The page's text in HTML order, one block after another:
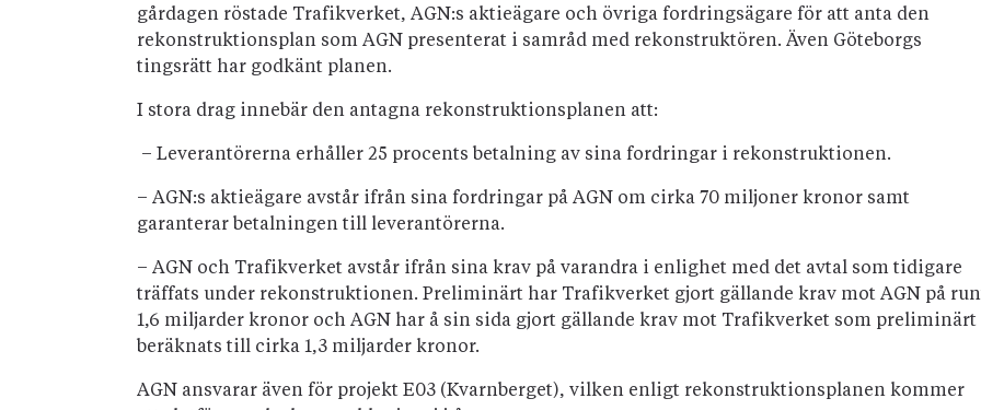
gårdagen röstade Trafikverket, AGN:s aktieägare och övriga fordringsägare för att anta den
rekonstruktionsplan som AGN presenterat i samråd med rekonstruktören. Även Göteborgs
tingsrätt har godkänt planen.
I stora drag innebär den antagna rekonstruktionsplanen att:
– Leverantörerna erhåller 25 procents betalning av sina fordringar i rekonstruktionen.
– AGN:s aktieägare avstår ifrån sina fordringar på AGN om cirka 70 miljoner kronor samt
garanterar betalningen till leverantörerna.
– AGN och Trafikverket avstår ifrån sina krav på varandra i enlighet med det avtal som tidigare
träffats under rekonstruktionen. Preliminärt har Trafikverket gjort gällande krav mot AGN på
1,6 miljarder kronor och AGN har å sin sida gjort gällande krav mot Trafikverket som preliminärt
beräknats till cirka 1,3 miljarder kronor.
AGN ansvarar även för projekt E03 (Kvarnberget), vilken enligt rekonstruktionsplanen kommer